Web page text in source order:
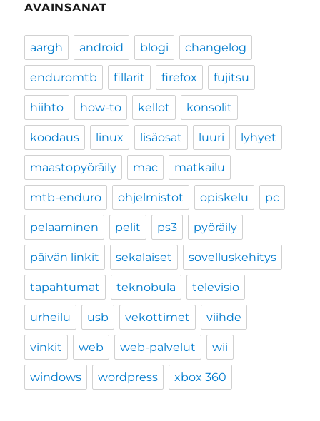
AVAINSANAT
aargh android blogi changelog
enduromtb fillarit firefox fujitsu
hiihto how-to kellot konsolit
koodaus linux lisäosat luuri lyhyet
maastopyöräily mac matkailu
mtb-enduro ohjelmistot opiskelu pc
pelaaminen pelit ps3 pyöräily
päivän linkit sekalaiset sovelluskehitys
tapahtumat teknobula televisio
urheilu usb vekottimet viihde
vinkit web web-palvelut wii
windows wordpress xbox 360